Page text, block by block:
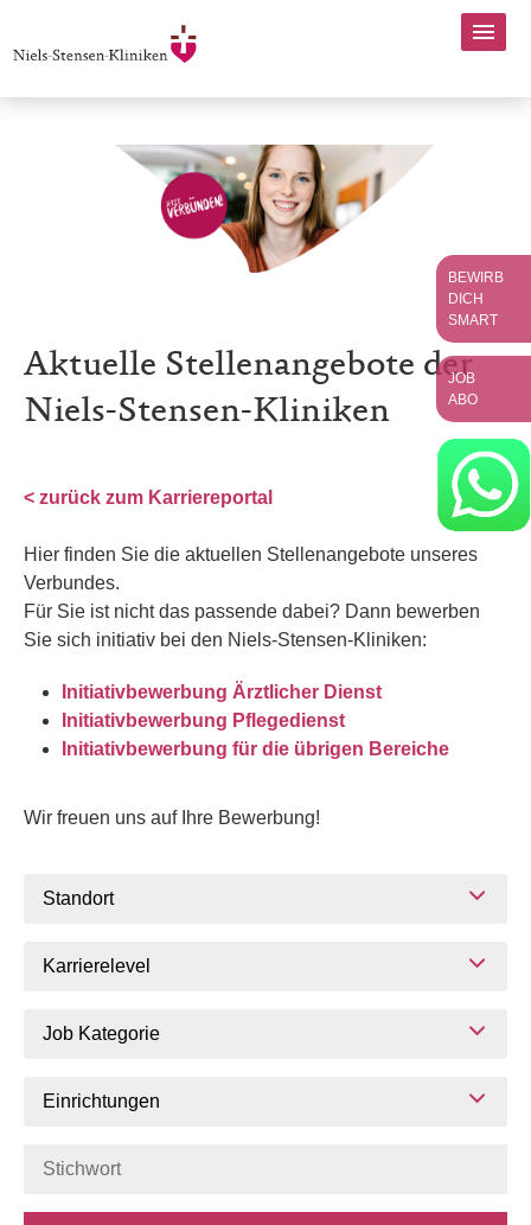
Aktuelle Stellenangebote der
Niels-Stensen-Kliniken
< zurück zum Karriereportal
Hier finden Sie die aktuellen Stellenangebote unseres
Verbundes.
Für Sie ist nicht das passende dabei? Dann bewerben
Sie sich initiativ bei den Niels-Stensen-Kliniken:
Initiativbewerbung Ärztlicher Dienst
Initiativbewerbung Pflegedienst
Initiativbewerbung für die übrigen Bereiche
Wir freuen uns auf Ihre Bewerbung!
Standort
Karrierelevel
Job Kategorie
Einrichtungen
BEWIRB
DICH
SMART
JOB
ABO